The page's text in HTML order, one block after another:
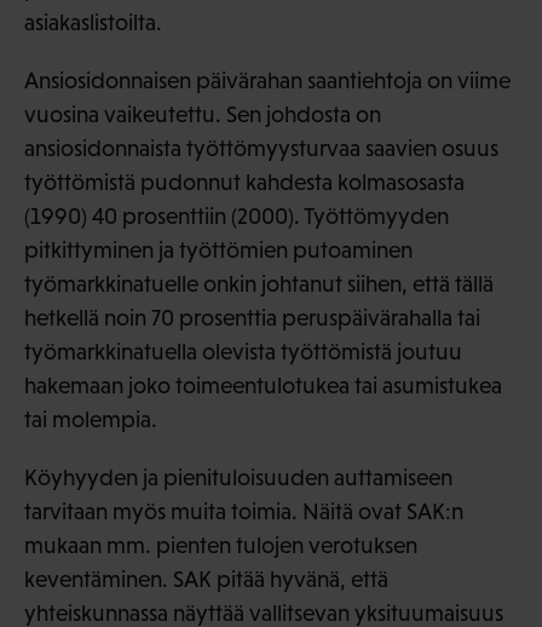
asiakaslistoilta.
Ansiosidonnaisen päivärahan saantiehtoja on viime
vuosina vaikeutettu. Sen johdosta on
ansiosidonnaista työttömyysturvaa saavien osuus
työttömistä pudonnut kahdesta kolmasosasta
(1990) 40 prosenttiin (2000). Työttömyyden
pitkittyminen ja työttömien putoaminen
työmarkkinatuelle onkin johtanut siihen, että tällä
hetkellä noin 70 prosenttia peruspäivärahalla tai
työmarkkinatuella olevista työttömistä joutuu
hakemaan joko toimeentulotukea tai asumistukea
tai molempia.
Köyhyyden ja pienituloisuuden auttamiseen
tarvitaan myös muita toimia. Näitä ovat SAK:n
mukaan mm. pienten tulojen verotuksen
keventäminen. SAK pitää hyvänä, että
yhteiskunnassa näyttää vallitsevan yksituumaisuus